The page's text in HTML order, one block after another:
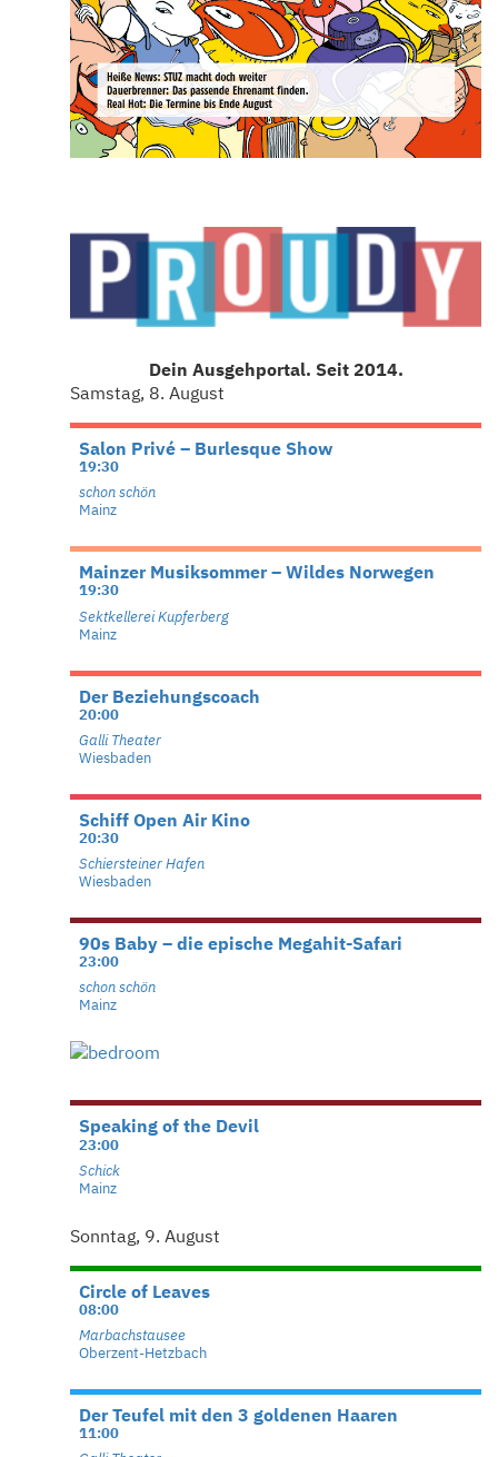
Dein Ausgehportal. Seit 2014.
Samstag, 8. August
Salon Privé – Burlesque Show
19:30
schon schön
Mainz
Mainzer Musiksommer – Wildes Norwegen
19:30
Sektkellerei Kupferberg
Mainz
Der Beziehungscoach
20:00
Galli Theater
Wiesbaden
Schiff Open Air Kino
20:30
Schiersteiner Hafen
Wiesbaden
90s Baby – die epische Megahit-Safari
23:00
schon schön
Mainz
Speaking of the Devil
23:00
Schick
Mainz
Sonntag, 9. August
Circle of Leaves
08:00
Marbachstausee
Oberzent-Hetzbach
Der Teufel mit den 3 goldenen Haaren
11:00